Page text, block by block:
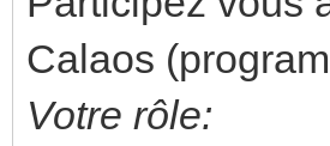
Calaos
Votre rôle: